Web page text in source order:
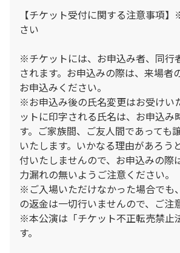
【チケット受付に関する注意事項
さい
※チケットには、お申込み者、同行
されます。お申込みの際は、来場者
お申込みください。
※お申込み後の氏名変更はお受けい
ットに印字される氏名は、お申込み
す。ご家族間、ご友人間であっても
いたします。いかなる理由があろう
付いたしませんので、お申込みの際
力漏れの無いようご注意ください。
※ご入場いただけなかった場合でも
の返金は一切行いませんので、ご注
※本公演は「チケット不正転売禁止
す。